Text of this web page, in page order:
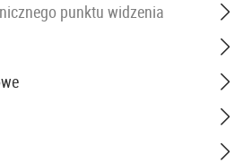
punktu widzenia